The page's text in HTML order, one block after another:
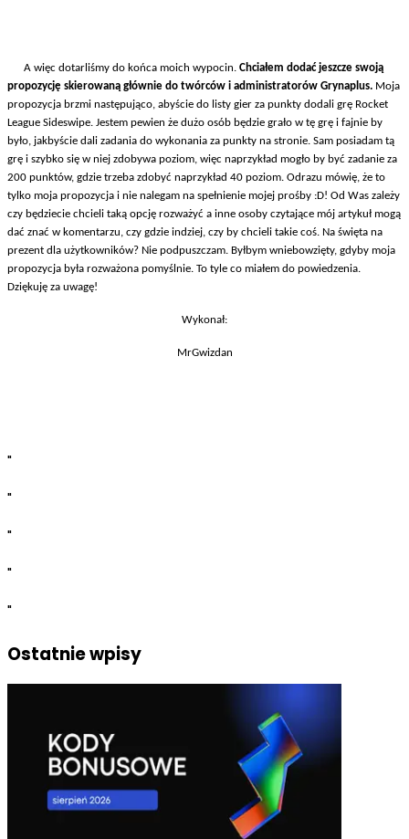
A więc dotarliśmy do końca moich wypocin. Chciałem dodać jeszcze swoją
propozycję skierowaną głównie do twórców i administratorów Grynaplus. Moja
propozycja brzmi następująco, abyście do listy gier za punkty dodali grę Rocket
League Sideswipe. Jestem pewien że dużo osób będzie grało w tę grę i fajnie by
było, jakbyście dali zadania do wykonania za punkty na stronie. Sam posiadam tą
grę i szybko się w niej zdobywa poziom, więc naprzykład mogło by być zadanie za
200 punktów, gdzie trzeba zdobyć naprzykład 40 poziom. Odrazu mówię, że to
tylko moja propozycja i nie nalegam na spełnienie mojej prośby :D! Od Was zależy
czy będziecie chcieli taką opcję rozważyć a inne osoby czytające mój artykuł mogą
dać znać w komentarzu, czy gdzie indziej, czy by chcieli takie coś. Na święta na
prezent dla użytkowników? Nie podpuszczam. Byłbym wniebowzięty, gdyby moja
propozycja była rozważona pomyślnie. To tyle co miałem do powiedzenia.
Dziękuję za uwagę!
Wykonał:
MrGwizdan
"
"
"
"
"
Ostatnie wpisy